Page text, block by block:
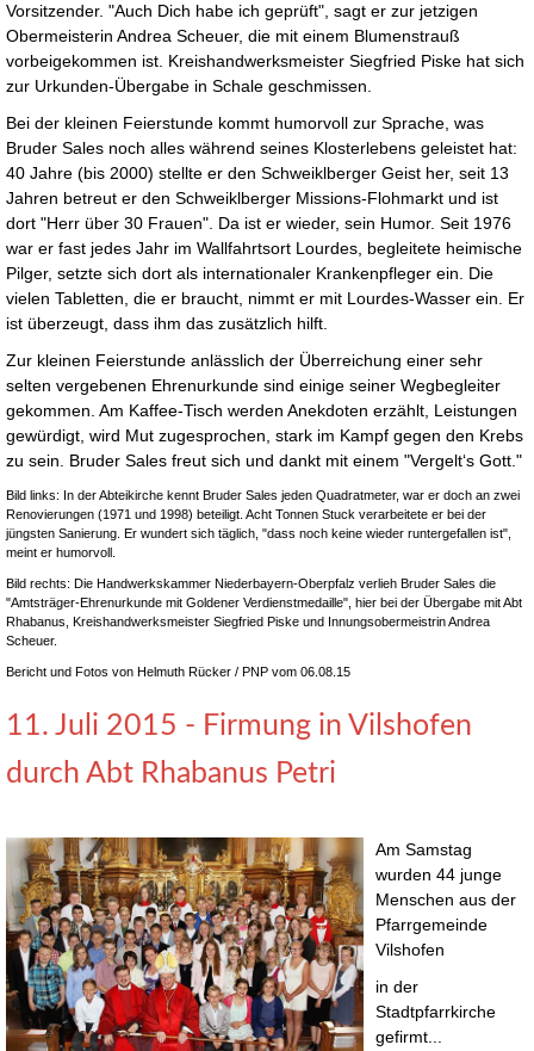
Vorsitzender. "Auch Dich habe ich geprüft", sagt er zur jetzigen
Obermeisterin Andrea Scheuer, die mit einem Blumenstrauß
vorbeigekommen ist. Kreishandwerksmeister Siegfried Piske hat sich
zur Urkunden-Übergabe in Schale geschmissen.
Bei der kleinen Feierstunde kommt humorvoll zur Sprache, was
Bruder Sales noch alles während seines Klosterlebens geleistet hat:
40 Jahre (bis 2000) stellte er den Schweiklberger Geist her, seit 13
Jahren betreut er den Schweiklberger Missions-Flohmarkt und ist
dort "Herr über 30 Frauen". Da ist er wieder, sein Humor. Seit 1976
war er fast jedes Jahr im Wallfahrtsort Lourdes, begleitete heimische
Pilger, setzte sich dort als internationaler Krankenpfleger ein. Die
vielen Tabletten, die er braucht, nimmt er mit Lourdes-Wasser ein. Er
ist überzeugt, dass ihm das zusätzlich hilft.
Zur kleinen Feierstunde anlässlich der Überreichung einer sehr
selten vergebenen Ehrenurkunde sind einige seiner Wegbegleiter
gekommen. Am Kaffee-Tisch werden Anekdoten erzählt, Leistungen
gewürdigt, wird Mut zugesprochen, stark im Kampf gegen den Krebs
zu sein. Bruder Sales freut sich und dankt mit einem "Vergelt‘s Gott."
Bild links: In der Abteikirche kennt Bruder Sales jeden Quadratmeter, war er doch an zwei
Renovierungen (1971 und 1998) beteiligt. Acht Tonnen Stuck verarbeitete er bei der
jüngsten Sanierung. Er wundert sich täglich, "dass noch keine wieder runtergefallen ist",
meint er humorvoll.
Bild rechts: Die Handwerkskammer Niederbayern-Oberpfalz verlieh Bruder Sales die
"Amtsträger-Ehrenurkunde mit Goldener Verdienstmedaille", hier bei der Übergabe mit Abt
Rhabanus, Kreishandwerksmeister Siegfried Piske und Innungsobermeistrin Andrea
Scheuer.
Bericht und Fotos von Helmuth Rücker / PNP vom 06.08.15
11. Juli 2015 - Firmung in Vilshofen
durch Abt Rhabanus Petri
Am Samstag
wurden 44 junge
Menschen aus der
Pfarrgemeinde
Vilshofen
in der
Stadtpfarrkirche
gefirmt...